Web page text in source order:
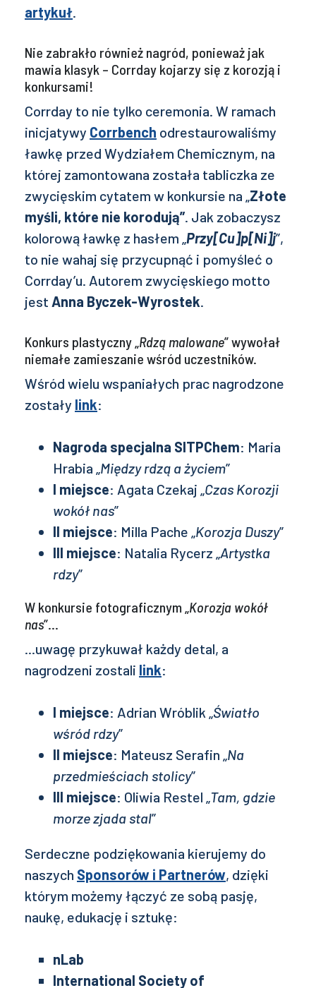
artykuł.
Nie zabrakło również nagród, ponieważ jak
mawia klasyk – Corrday kojarzy się z korozją i
konkursami!
Corrday to nie tylko ceremonia. W ramach
inicjatywy Corrbench odrestaurowaliśmy
ławkę przed Wydziałem Chemicznym, na
której zamontowana została tabliczka ze
zwycięskim cytatem w konkursie na „Złote
myśli, które nie korodują”. Jak zobaczysz
kolorową ławkę z hasłem „Przy[Cu]p[Ni]j”,
to nie wahaj się przycupnąć i pomyśleć o
Corrday’u. Autorem zwycięskiego motto
jest Anna Byczek-Wyrostek.
Konkurs plastyczny „Rdzą malowane” wywołał
niemałe zamieszanie wśród uczestników.
Wśród wielu wspaniałych prac nagrodzone
zostały link:
Nagroda specjalna SITPChem: Maria
Hrabia „Między rdzą a życiem”
I miejsce: Agata Czekaj „Czas Korozji
wokół nas”
II miejsce: Milla Pache „Korozja Duszy”
III miejsce: Natalia Rycerz „Artystka
rdzy”
W konkursie fotograficznym „Korozja wokół
nas”...
...uwagę przykuwał każdy detal, a
nagrodzeni zostali link:
I miejsce: Adrian Wróblik „Światło
wśród rdzy”
II miejsce: Mateusz Serafin „Na
przedmieściach stolicy”
III miejsce: Oliwia Restel „Tam, gdzie
morze zjada stal”
Serdeczne podziękowania kierujemy do
naszych Sponsorów i Partnerów, dzięki
którym możemy łączyć ze sobą pasję,
naukę, edukację i sztukę:
nLab
International Society of